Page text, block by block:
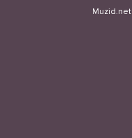
Muzid.net